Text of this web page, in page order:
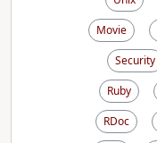
Movie
Security
Ruby
RDoc